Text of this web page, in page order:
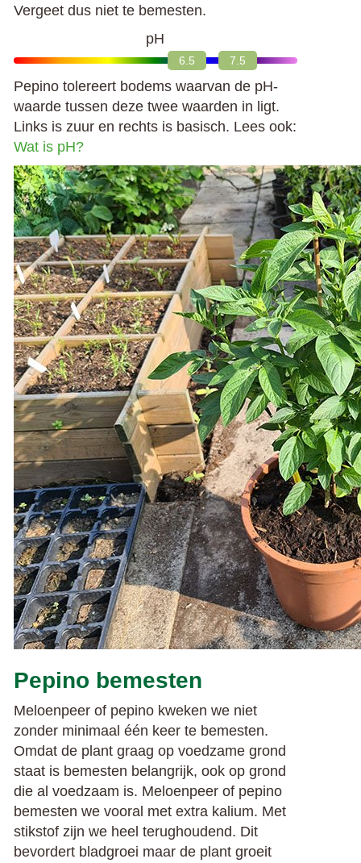
Vergeet dus niet te bemesten.
pH
6.5 7.5
Pepino tolereert bodems waarvan de pH-
waarde tussen deze twee waarden in ligt.
Links is zuur en rechts is basisch. Lees ook:
Wat is pH?
Pepino bemesten
Meloenpeer of pepino kweken we niet
zonder minimaal één keer te bemesten.
Omdat de plant graag op voedzame grond
staat is bemesten belangrijk, ook op grond
die al voedzaam is. Meloenpeer of pepino
bemesten we vooral met extra kalium. Met
stikstof zijn we heel terughoudend. Dit
bevordert bladgroei maar de plant groeit